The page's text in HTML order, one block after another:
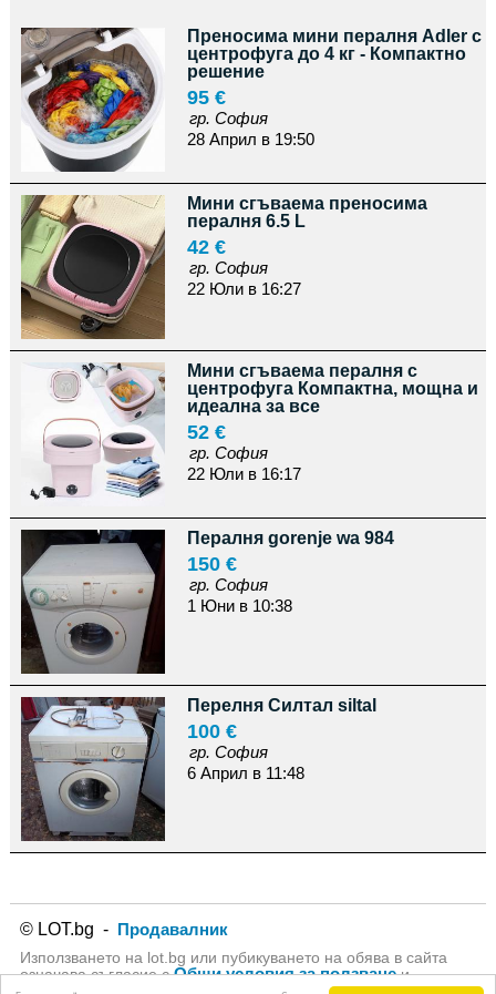
Преносима мини пералня Adler с
центрофуга до 4 кг - Компактно
решение
95 €
гр. София
28 Април в 19:50
Мини сгъваема преносима
пералня 6.5 L
42 €
гр. София
22 Юли в 16:27
Мини сгъваема пералня с
центрофуга Компактна, мощна и
идеална за все
52 €
гр. София
22 Юли в 16:17
Пералня gorenje wa 984
150 €
гр. София
1 Юни в 10:38
Перелня Силтал siltal
100 €
гр. София
6 Април в 11:48
© LOT.bg - Продавалник
Използването на lot.bg или пубикуването на обява в сайта
означава съгласие сОбщи условия за ползванеи
Политика за личните данни на lot.bg